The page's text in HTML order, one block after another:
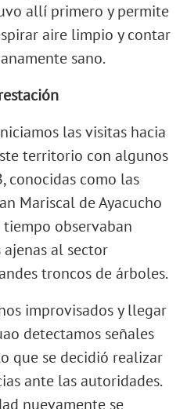
allí primero y permite
aire limpio y contar
sano.
las visitas hacia
territorio con algunos
conocidas como las
Mariscal de Ayacucho
observaban
al sector
troncos de árboles.
improvisados y llegar
detectamos señales
que se decidió realizar
ante las autoridades.
nuevamente se